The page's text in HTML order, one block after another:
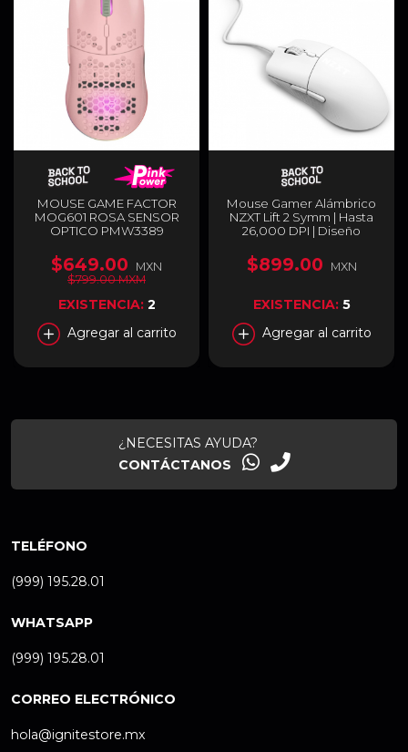
MOUSE GAME FACTOR
MOG601 ROSA SENSOR
OPTICO PMW3389
$649.00
MXN
$799.00 MXM
EXISTENCIA: 2
Agregar al carrito
Mouse Gamer Alámbrico
NZXT Lift 2 Symm | Hasta
26,000 DPI | Diseño
| Switches Ópticos |
Blanco | MS-001NW-04
$899.00 MXN
EXISTENCIA: 5
Agregar al carrito
¿NECESITAS AYUDA?
CONTÁCTANOS
TELÉFONO
(999) 195.28.01
WHATSAPP
(999) 195.28.01
CORREO ELECTRÓNICO
hola@ignitestore.mx